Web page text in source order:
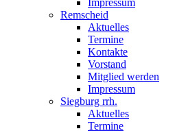
Impressum
Remscheid
Aktuelles
Termine
Kontakte
Vorstand
Mitglied werden
Impressum
Siegburg rrh.
Aktuelles
Termine